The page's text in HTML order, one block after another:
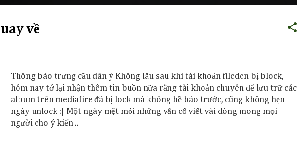
về
Thông báo trưng cầu dân ý Không lâu sau khi tài khoản fileden bị block,
hôm nay tớ lại nhận thêm tin buồn nữa rằng tài khoản chuyên để lưu trữ các
album trên mediafire đã bị lock mà không hề báo trước, cũng không hẹn
ngày unlock :| Một ngày mệt mỏi những vẫn cố viết vài dòng mong mọi
người cho ý kiến...